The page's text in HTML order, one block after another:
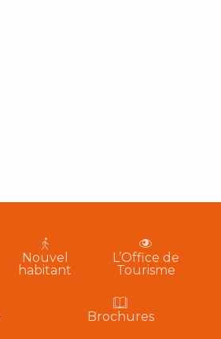
Nouvel
habitant
L’Office de
Tourisme
Brochures